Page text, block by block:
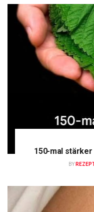
150-mal stärker
BY